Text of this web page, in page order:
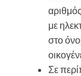
με
στο
Σε